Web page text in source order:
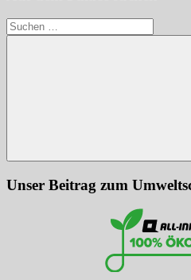
Suchen
nach:
Suchen
Unser Beitrag zum